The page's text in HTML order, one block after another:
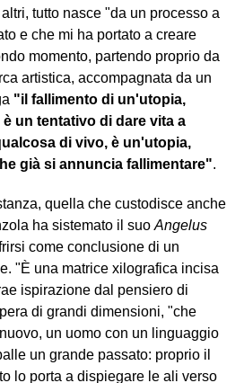
tutto nasce "da un processo a
e che mi ha portato a creare
momento, partendo proprio da
artistica, accompagnata da un
"il fallimento di un'utopia,
un tentativo di dare vita a
di vivo, è un'utopia,
già si annuncia fallimentare".
quella che custodisce anche
ha sistemato il suo Angelus
come conclusione di un
"È una matrice xilografica incisa
ispirazione dal pensiero di
di grandi dimensioni, "che
un uomo con un linguaggio
un grande passato: proprio il
lo porta a dispiegare le ali verso